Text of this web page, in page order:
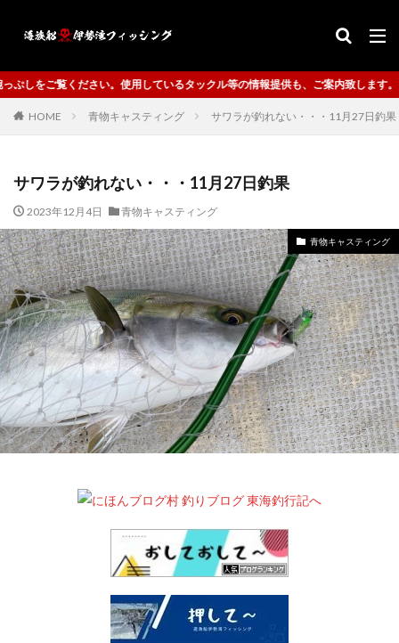
ているタックル等の情報提供も、ご案内致します。
HOME 青物キャスティング サワラが釣れない・・・11月27日釣果
サワラが釣れない・・・11月27日釣果
2023年12月4日 青物キャスティング
青物キャスティング